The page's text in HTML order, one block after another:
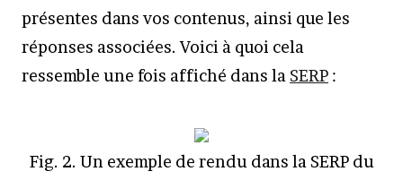
présentes dans vos contenus, ainsi que les
réponses associées. Voici à quoi cela
ressemble une fois affiché dans la SERP :
Fig. 2. Un exemple de rendu dans la SERP du